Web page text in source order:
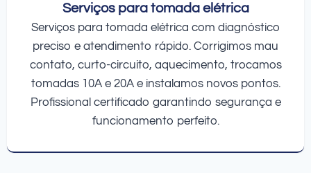
Serviços para tomada elétrica
Serviços para tomada elétrica com diagnóstico
preciso e atendimento rápido. Corrigimos mau
contato, curto-circuito, aquecimento, trocamos
tomadas 10A e 20A e instalamos novos pontos.
Profissional certificado garantindo segurança e
funcionamento perfeito.